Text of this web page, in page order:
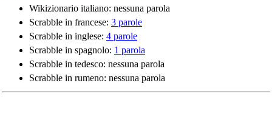
Wikizionario italiano: nessuna parola
Scrabble in francese: 3 parole
Scrabble in inglese: 4 parole
Scrabble in spagnolo: 1 parola
Scrabble in tedesco: nessuna parola
Scrabble in rumeno: nessuna parola